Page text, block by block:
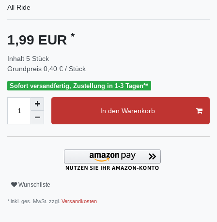
All Ride
1,99 EUR *
Inhalt 5 Stück
Grundpreis 0,40 € / Stück
Sofort versandfertig, Zustellung in 1-3 Tagen**
In den Warenkorb
Wunschliste
* inkl. ges. MwSt. zzgl. Versandkosten